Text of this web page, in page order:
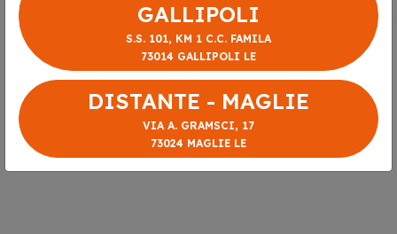
GALLIPOLI
S.S. 101, KM 1 C.C. FAMILA
73014 GALLIPOLI LE
DISTANTE - MAGLIE
VIA A. GRAMSCI, 17
73024 MAGLIE LE